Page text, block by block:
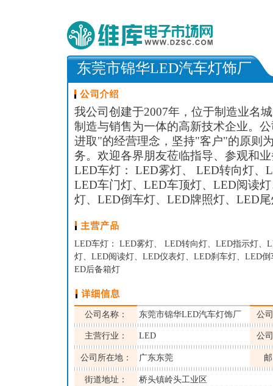
东莞市锦华LED汽车灯饰厂
我公司创建于2007年，位于制造业名
制造与销售为一体的高新技术企业。
进取"的经营理念，坚持"客户"的原则
务。欢迎各界朋友莅临指导、参
LED车灯： LED雾灯、 LED转向灯、
LED车门灯、LED车顶灯、LED阅读
灯、LED倒车灯、LED牌照灯、LED
LED车灯： LED雾灯、 LED转向灯、LED指示灯、
灯、LED阅读灯、LED仪表灯、LED刹车灯、LED
ED后备箱灯
公司名称： 东莞市锦华LED汽车灯饰厂 公
主营行业： LED 公
公司所在地： 广东东莞
街道地址： 桥头镇岭头工业区